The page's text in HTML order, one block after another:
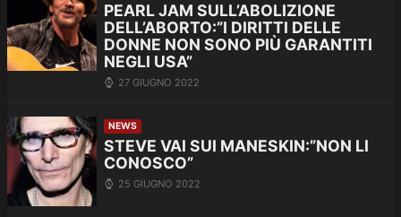
PEARL JAM SULL’ABOLIZIONE
DELL’ABORTO:”I DIRITTI DELLE
DONNE NON SONO PIÙ GARANTITI
NEGLI USA”
27 GIUGNO 2022
NEWS
STEVE VAI SUI MANESKIN:”NON LI
CONOSCO”
25 GIUGNO 2022